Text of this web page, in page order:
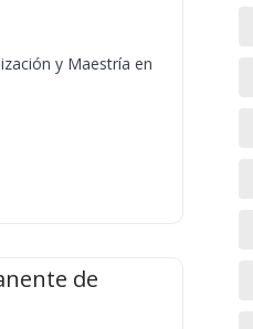
y Maestría en
de